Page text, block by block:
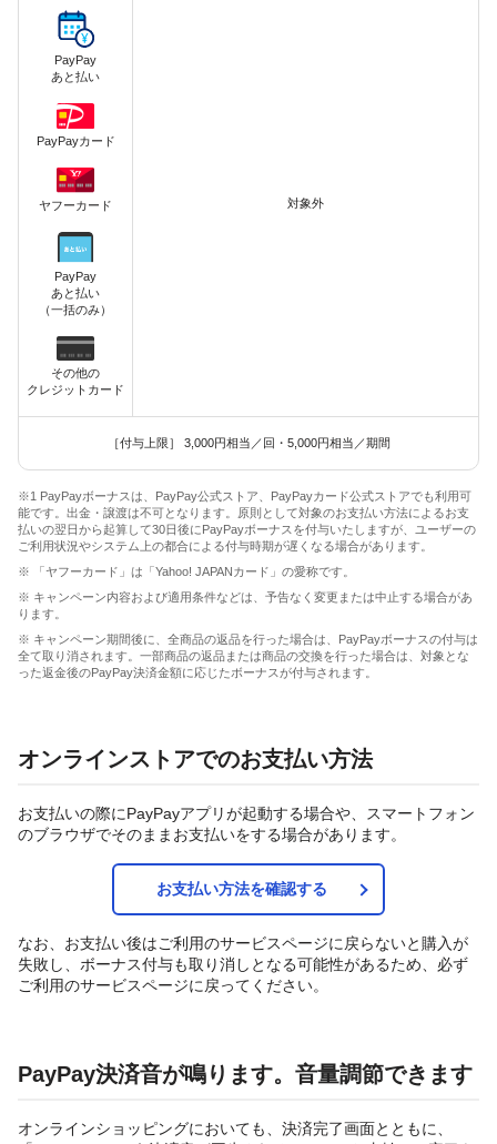
PayPay
あと払い
PayPayカード
ヤフーカード
PayPay
あと払い
（一括のみ）
その他の
クレジットカード
対象外
［付与上限］ 3,000円相当／回・5,000円相当／期間
※1 PayPayボーナスは、PayPay公式ストア、PayPayカード公式ストアでも利用可
能です。出金・譲渡は不可となります。原則として対象のお支払い方法によるお支
払いの翌日から起算して30日後にPayPayボーナスを付与いたしますが、ユーザーの
ご利用状況やシステム上の都合による付与時期が遅くなる場合があります。
※ 「ヤフーカード」は「Yahoo! JAPANカード」の愛称です。
※ キャンペーン内容および適用条件などは、予告なく変更または中止する場合があ
ります。
※ キャンペーン期間後に、全商品の返品を行った場合は、PayPayボーナスの付与は
全て取り消されます。一部商品の返品または商品の交換を行った場合は、対象とな
った返金後のPayPay決済金額に応じたボーナスが付与されます。
オンラインストアでのお支払い方法
お支払いの際にPayPayアプリが起動する場合や、スマートフォン
のブラウザでそのままお支払いをする場合があります。
お支払い方法を確認する
なお、お支払い後はご利用のサービスページに戻らないと購入が
失敗し、ボーナス付与も取り消しとなる可能性があるため、必ず
ご利用のサービスページに戻ってください。
PayPay決済音が鳴ります。音量調節できます
オンラインショッピングにおいても、決済完了画面とともに、